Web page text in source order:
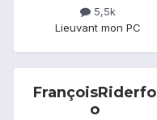
5,5k
Lieuvant mon PC
FrançoisRiderfo
o